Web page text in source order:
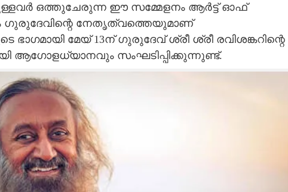
ഒത്തുചേരുന്ന ഈ സമ്മേളനം ആർട്ട് ഓഫ്
ഗുരുദേവിന്റെ നേതൃത്വത്തെയുമാണ്
മേയ് 13ന് ഗുരുദേവ് ശ്രീ ശ്രീ രവിശങ്കറിന്റെ
ആഗോളധ്യാനവും സംഘടിപ്പിക്കുന്നുണ്ട്.